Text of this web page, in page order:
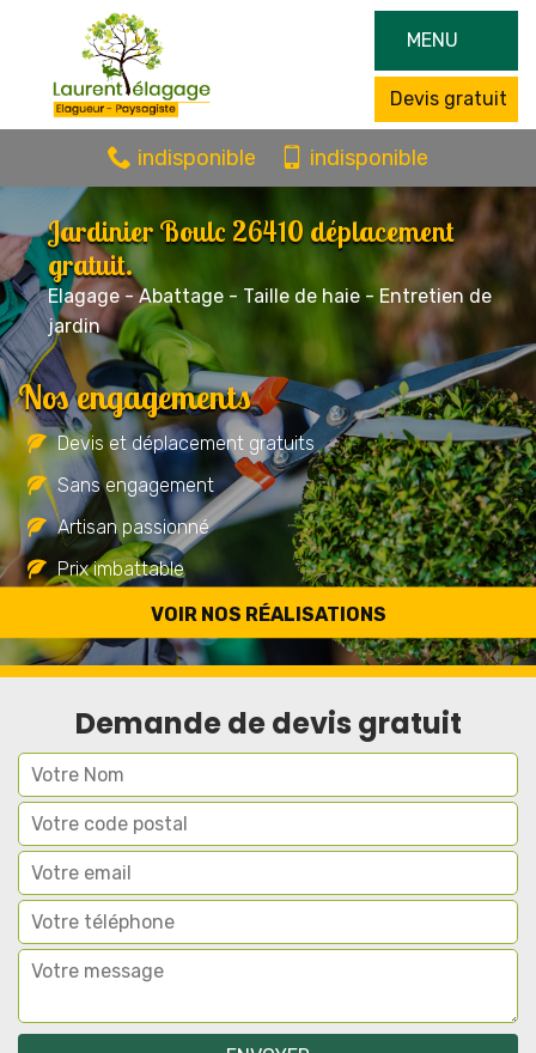
MENU
Devis gratuit
indisponible indisponible
Jardinier Boulc 26410 déplacement
gratuit.
Elagage - Abattage - Taille de haie - Entretien de
jardin
VOIR NOS RÉALISATIONS
Nos engagements
Devis et déplacement gratuits
Sans engagement
Artisan passionné
Prix imbattable
Travail de qualité
Demande de devis gratuit